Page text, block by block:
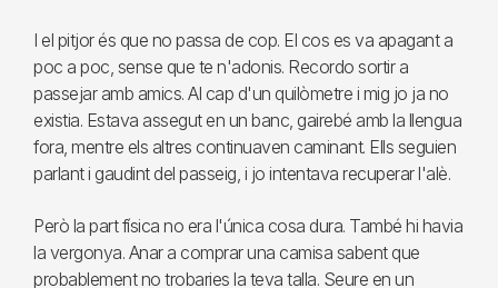
I el pitjor és que no passa de cop. El cos es va apagant a
poc a poc, sense que te n'adonis. Recordo sortir a
passejar amb amics. Al cap d'un quilòmetre i mig jo ja no
existia. Estava assegut en un banc, gairebé amb la llengua
fora, mentre els altres continuaven caminant. Ells seguien
parlant i gaudint del passeig, i jo intentava recuperar l'alè.
Però la part física no era l'única cosa dura. També hi havia
la vergonya. Anar a comprar una camisa sabent que
probablement no trobaries la teva talla. Seure en un